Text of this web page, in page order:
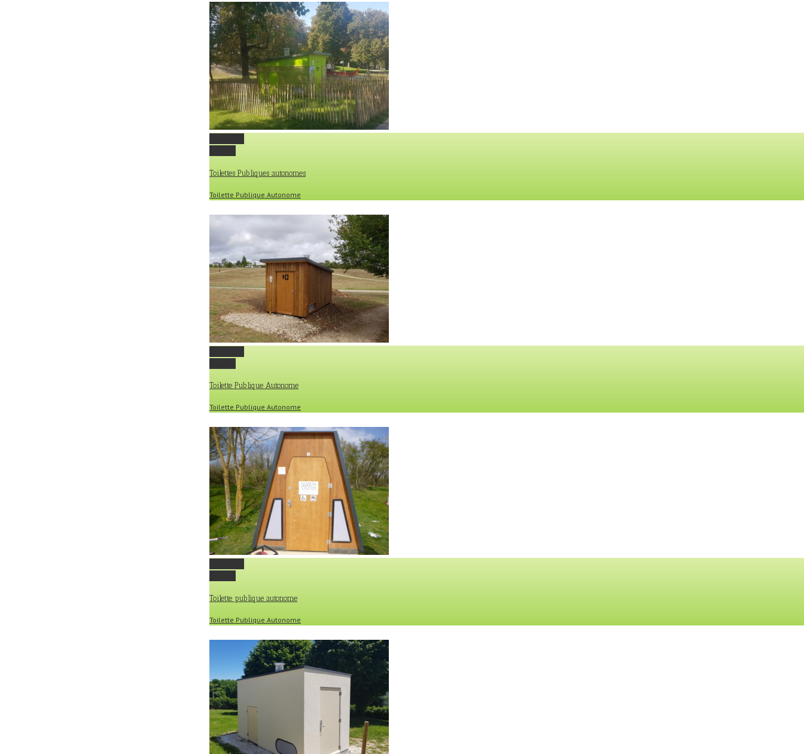
Toilettes Publiques autonomes
Toilette Publique Autonome
Toilette Publique Autonome
Toilette Publique Autonome
Toilette publique autonome
Toilette Publique Autonome